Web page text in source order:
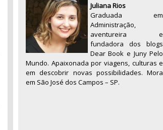
Juliana Rios
Graduada em
Administração,
aventureira e
fundadora dos blogs
Dear Book e Juny Pelo
Mundo. Apaixonada por viagens, culturas e
em descobrir novas possibilidades. Mora
em São José dos Campos – SP.